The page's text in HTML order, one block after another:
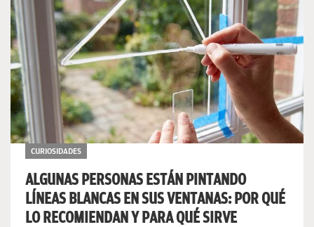
CURIOSIDADES
ALGUNAS PERSONAS ESTÁN PINTANDO
LÍNEAS BLANCAS EN SUS VENTANAS: POR QUÉ
LO RECOMIENDAN Y PARA QUÉ SIRVE